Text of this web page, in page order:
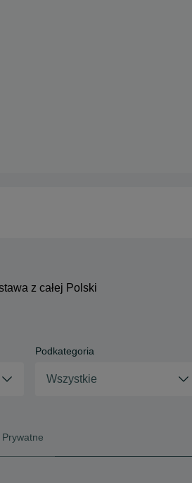
z całej Polski
Podkategoria
Wszystkie
Prywatne